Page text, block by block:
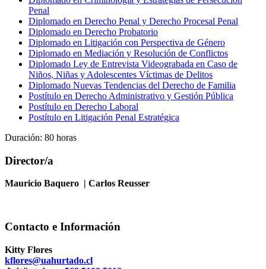
Penal
Diplomado en Derecho Penal y Derecho Procesal Penal
Diplomado en Derecho Probatorio
Diplomado en Litigación con Perspectiva de Género
Diplomado en Mediación y Resolución de Conflictos
Diplomado Ley de Entrevista Videograbada en Caso de
Niños, Niñas y Adolescentes Víctimas de Delitos
Diplomado Nuevas Tendencias del Derecho de Familia
Postítulo en Derecho Administrativo y Gestión Pública
Postítulo en Derecho Laboral
Postítulo en Litigación Penal Estratégica
Duración: 80 horas
Director/a
Mauricio Baquero | Carlos Reusser
Contacto e Información
Kitty Flores
kflores@uahurtado.cl